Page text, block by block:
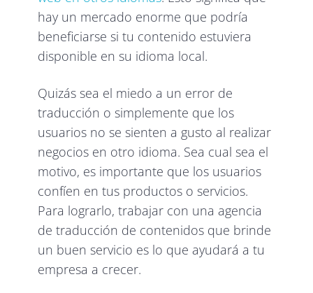
hay un mercado enorme que podría
beneficiarse si tu contenido estuviera
disponible en su idioma local.
Quizás sea el miedo a un error de
traducción o simplemente que los
usuarios no se sienten a gusto al realizar
negocios en otro idioma. Sea cual sea el
motivo, es importante que los usuarios
confíen en tus productos o servicios.
Para lograrlo, trabajar con una agencia
de traducción de contenidos que brinde
un buen servicio es lo que ayudará a tu
empresa a crecer.